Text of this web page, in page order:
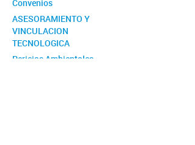
Convenios
ASESORAMIENTO Y
VINCULACION
TECNOLOGICA
Pericias Ambientales